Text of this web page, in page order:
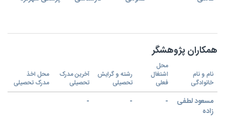
همکاران پژوهشگر
نام و نام
خانوادگی
محل
اشتغال
فعلی
رشته و گرایش
تحصیلی
آخرین مدرک
تحصیلی
محل اخذ
مدرک تحصیلی
مسعود لطفی
زاده
-
-
-